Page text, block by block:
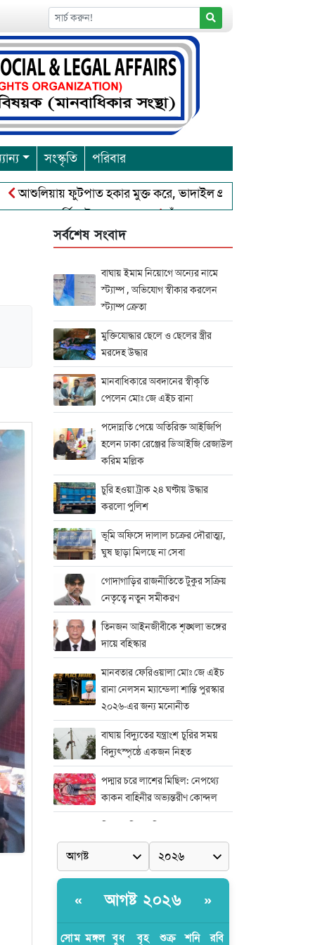
সংস্কৃতি পরিবার
ফুটপাত হকার মুক্ত করে, ভাদাইল প্রাইমারি ফ্রেন্ডস ক্লাব এর
পূর্নিমা উৎসব শুরু চাঁদপুরে বাংলাদেশ আহলে সুন্নাত ওয়াল
সর্বশেষ সংবাদ
বাঘায় ইমাম নিয়োগে অন্যের নামে
স্ট্যাম্প , অভিযোগ স্বীকার করলেন
স্ট্যাম্প ক্রেতা
মুক্তিযোদ্ধার ছেলে ও ছেলের স্ত্রীর
মরদেহ উদ্ধার
মানবাধিকারে অবদানের স্বীকৃতি
পেলেন মোঃ জে এইচ রানা
পদোন্নতি পেয়ে অতিরিক্ত আইজিপি
হলেন ঢাকা রেঞ্জের ডিআইজি রেজাউল
করিম মল্লিক
চুরি হওয়া ট্রাক ২৪ ঘণ্টায় উদ্ধার
করলো পুলিশ
ভূমি অফিসে দালাল চক্রের দৌরাত্ম্য,
ঘুষ ছাড়া মিলছে না সেবা
গোদাগাড়ির রাজনীতিতে টুকুর সক্রিয়
নেতৃত্বে নতুন সমীকরণ
তিনজন আইনজীবীকে শৃঙ্খলা ভঙ্গের
দায়ে বহিস্কার
মানবতার ফেরিওয়ালা মোঃ জে এইচ
রানা নেলসন ম্যান্ডেলা শান্তি পুরস্কার
২০২৬-এর জন্য মনোনীত
বাঘায় বিদ্যুতের যন্ত্রাংশ চুরির সময়
বিদ্যুৎস্পৃষ্ঠে একজন নিহত
পদ্মার চরে লাশের মিছিল: নেপথ্যে
কাকন বাহিনীর অভ্যন্তরীণ কোন্দল
জড়িতদের দ্রুত দৃষ্টান্তমূলক শাস্তির
দাবিতে সাভারে এক বিশাল মানববন্ধন
মিডিয়া এন্ড এন্ট্রাপ্রেনিয়র অ্যাওয়ার্ড–
২০২৬
র‍্যাবের বিশেষ অভিযান: বিদেশি
« আগষ্ট ২০২৬ »
সোম মঙ্গল বুধ বৃহ শুক্র শনি রবি